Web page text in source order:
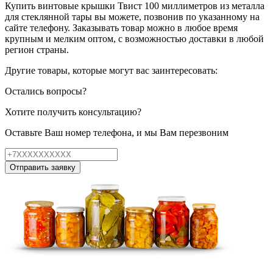
Купить винтовые крышки Твист 100 миллиметров из металла
для стеклянной тары вы можете, позвонив по указанному на
сайте телефону. Заказывать товар можно в любое время
крупным и мелким оптом, с возможностью доставки в любой
регион страны.
Другие товары, которые могут вас заинтересовать:
Остались вопросы?
Хотите получить консультацию?
Оставьте Ваш номер телефона, и мы Вам перезвоним
Отправить заявку